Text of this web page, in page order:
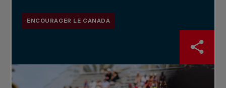
ENCOURAGER LE CANADA